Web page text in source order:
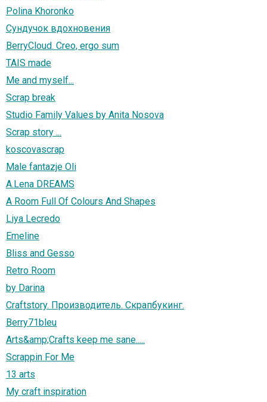
Polina Khoronko
Сундучок вдохновения
BerryCloud. Creo, ergo sum
TAIS made
Me and myself...
Scrap break
Studio Family Values by Anita Nosova
Scrap story ...
koscovascrap
Male fantazje Oli
A.Lena DREАMS
A Room Full Of Colours And Shapes
Liya Lecredo
Emeline
Bliss and Gesso
Retro Room
by Darina
Craftstory. Производитель. Скрапбукинг.
Berry71bleu
Arts&amp;Crafts keep me sane.....
Scrappin For Me
13 arts
My craft inspiration